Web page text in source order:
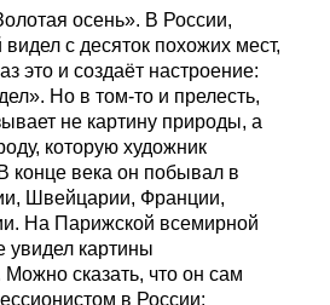
осень». В России,
с десяток похожих мест,
это и создаёт настроение:
Но в том-то и прелесть,
не картину природы, а
которую художник
конце века он побывал в
Швейцарии, Франции,
На Парижской всемирной
увидел картины
сказать, что он сам
в России: